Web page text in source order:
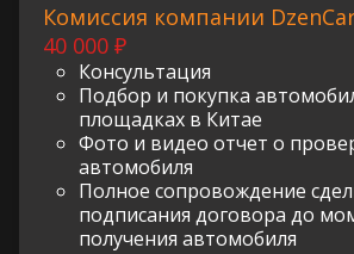
Комиссия компании
40 000 ₽
Консультация
Подбор и покупка
площадках в Китае
Фото и видео отчет о
автомобиля
Полное сопровождение
подписания договора до
получения автомобиля